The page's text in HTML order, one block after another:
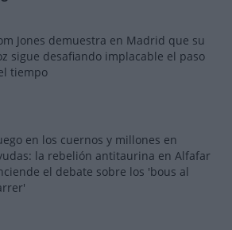
Jones demuestra en Madrid que su
sigue desafiando implacable el paso
tiempo
en los cuernos y millones en
la rebelión antitaurina en Alfafar
el debate sobre los 'bous al